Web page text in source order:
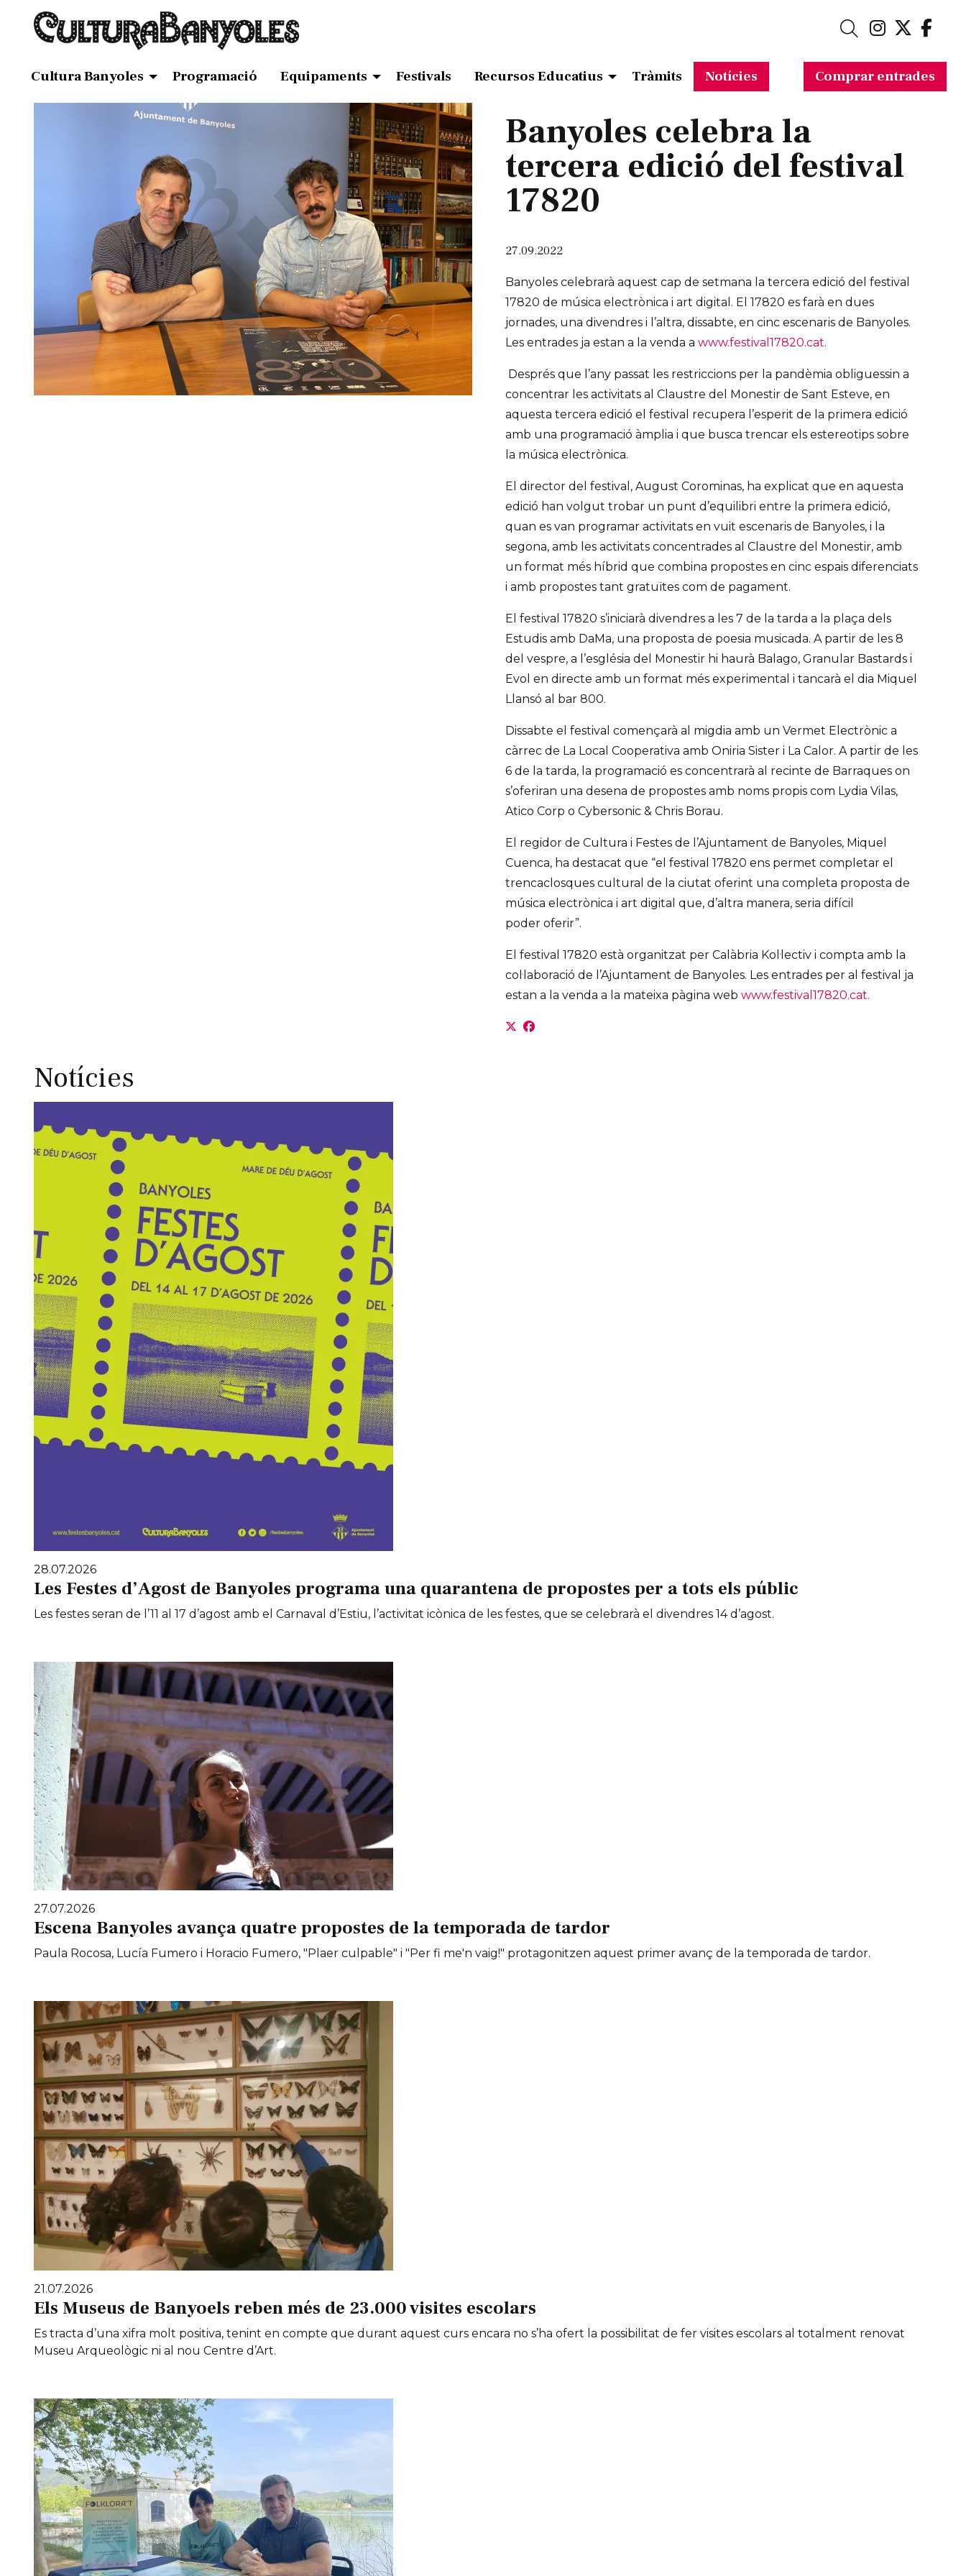
Link aLink
Cerca
Cultura Banyoles Programació Equipaments Festivals Recursos Educatius Tràmits Notícies Comprar entrades
Banyoles celebra la
tercera edició del festival
17820
27.09.2022
Banyoles celebrarà aquest cap de setmana la tercera edició del festival
17820 de música electrònica i art digital. El 17820 es farà en dues
jornades, una divendres i l’altra, dissabte, en cinc escenaris de Banyoles.
Les entrades ja estan a la venda a www.festival17820.cat.
Després que l’any passat les restriccions per la pandèmia obliguessin a
concentrar les activitats al Claustre del Monestir de Sant Esteve, en
aquesta tercera edició el festival recupera l’esperit de la primera edició
amb una programació àmplia i que busca trencar els estereotips sobre
la música electrònica.
El director del festival, August Corominas, ha explicat que en aquesta
edició han volgut trobar un punt d’equilibri entre la primera edició,
quan es van programar activitats en vuit escenaris de Banyoles, i la
segona, amb les activitats concentrades al Claustre del Monestir, amb
un format més híbrid que combina propostes en cinc espais diferenciats
i amb propostes tant gratuïtes com de pagament.
El festival 17820 s’iniciarà divendres a les 7 de la tarda a la plaça dels
Estudis amb DaMa, una proposta de poesia musicada. A partir de les 8
del vespre, a l’església del Monestir hi haurà Balago, Granular Bastards i
Evol en directe amb un format més experimental i tancarà el dia Miquel
Llansó al bar 800.
Dissabte el festival començarà al migdia amb un Vermet Electrònic a
càrrec de La Local Cooperativa amb Oniria Sister i La Calor. A partir de les
6 de la tarda, la programació es concentrarà al recinte de Barraques on
s’oferiran una desena de propostes amb noms propis com Lydia Vilas,
Atico Corp o Cybersonic & Chris Borau.
El regidor de Cultura i Festes de l’Ajuntament de Banyoles, Miquel
Cuenca, ha destacat que “el festival 17820 ens permet completar el
trencaclosques cultural de la ciutat oferint una completa proposta de
música electrònica i art digital que, d’altra manera, seria difícil
poder oferir”.
El festival 17820 està organitzat per Calàbria Kol·lectiv i compta amb la
col·laboració de l’Ajuntament de Banyoles. Les entrades per al festival ja
estan a la venda a la mateixa pàgina web www.festival17820.cat.
Notícies
28.07.2026
Les Festes d’Agost de Banyoles programa una quarantena de propostes per a tots els públic
Les festes seran de l’11 al 17 d’agost amb el Carnaval d’Estiu, l’activitat icònica de les festes, que se celebrarà el divendres 14 d’agost.
27.07.2026
Escena Banyoles avança quatre propostes de la temporada de tardor
Paula Rocosa, Lucía Fumero i Horacio Fumero, "Plaer culpable" i "Per fi me'n vaig!" protagonitzen aquest primer avanç de la temporada de tardor.
21.07.2026
Els Museus de Banyoels reben més de 23.000 visites escolars
Es tracta d’una xifra molt positiva, tenint en compte que durant aquest curs encara no s’ha ofert la possibilitat de fer visites escolars al totalment renovat
Museu Arqueològic ni al nou Centre d’Art.